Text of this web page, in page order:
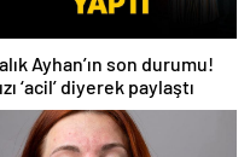
Ayhan’ın son durumu!
‘acil’ diyerek paylaştı